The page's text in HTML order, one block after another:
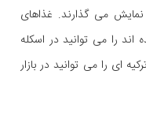
می گذارند. غذاهای
اند را می توانید در اسکله
ای را می توانید در بازار